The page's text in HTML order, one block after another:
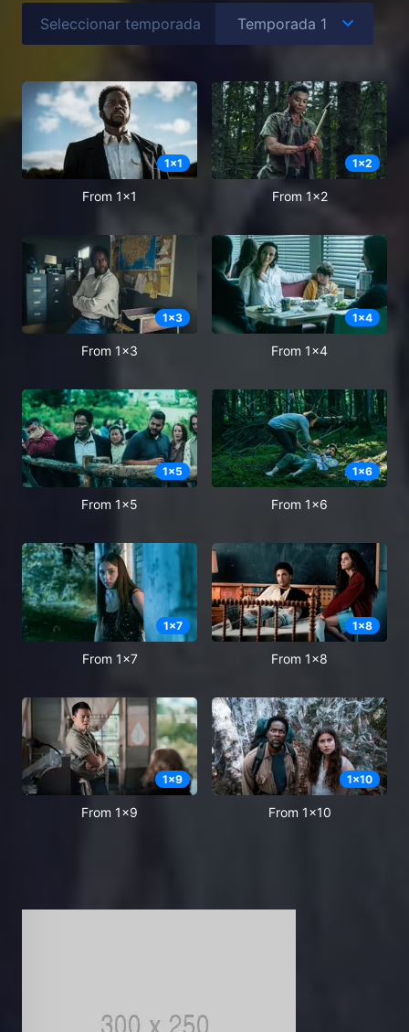
Seleccionar temporada
1x1
From 1x1
1x2
From 1x2
1x3
From 1x3
1x4
From 1x4
1x5
From 1x5
1x6
From 1x6
1x7
From 1x7
1x8
From 1x8
1x9
From 1x9
1x10
From 1x10